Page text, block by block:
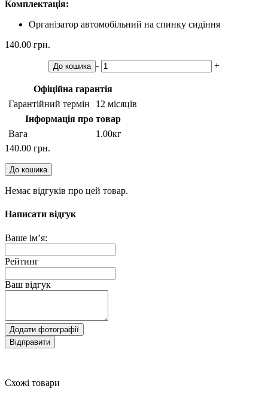
Комплектація:
Організатор автомобільний на спинку сидіння
140.00 грн.
До кошика - +
Офіційна гарантія
Гарантійний термін
12 місяців
Інформація про товар
Вага
1.00кг
140.00 грн.
До кошика
Немає відгуків про цей товар.
Написати відгук
Ваше ім’я:
Рейтинг
Ваш відгук
Додати фотографії
Відправити
Схожі товари